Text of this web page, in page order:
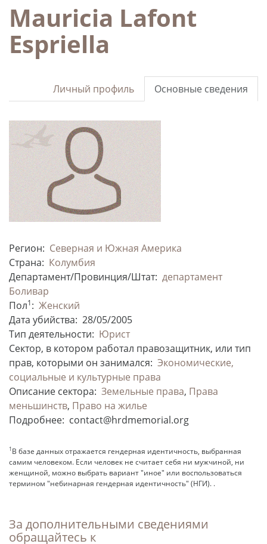
Mauricia Lafont
Espriella
Основные сведения
Личный профиль
Регион: Северная и Южная Америка
Страна: Колумбия
Департамент/Провинция/Штат: департамент
Боливар
Пол1: Женский
Дата убийства: 28/05/2005
Тип деятельности: Юрист
Сектор, в котором работал правозащитник, или тип
прав, которыми он занимался: Экономические,
социальные и культурные права
Описание сектора: Земельные права, Права
меньшинств, Право на жилье
Подробнее: contact@hrdmemorial.org
1В базе данных отражается гендерная идентичность, выбранная
самим человеком. Если человек не считает себя ни мужчиной, ни
женщиной, можно выбрать вариант "иное" или воспользоваться
термином "небинарная гендерная идентичность" (НГИ). .
За дополнительными сведениями
обращайтесь к